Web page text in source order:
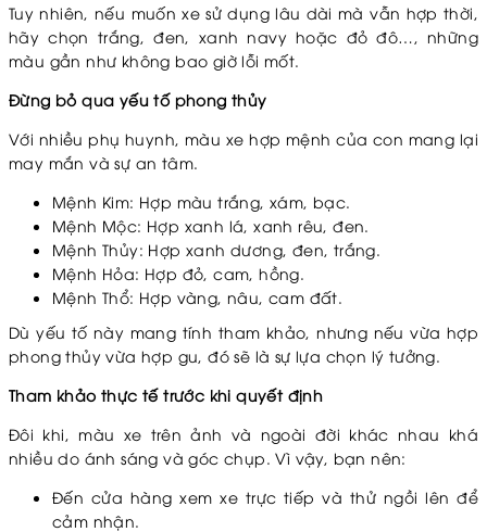
Tuy nhiên, nếu muốn xe sử dụng lâu dài mà vẫn hợp thời,
hãy chọn trắng, đen, xanh navy hoặc đỏ đô…, những
màu gần như không bao giờ lỗi mốt.
Đừng bỏ qua yếu tố phong thủy
Với nhiều phụ huynh, màu xe hợp mệnh của con mang lại
may mắn và sự an tâm.
Mệnh Kim: Hợp màu trắng, xám, bạc.
Mệnh Mộc: Hợp xanh lá, xanh rêu, đen.
Mệnh Thủy: Hợp xanh dương, đen, trắng.
Mệnh Hỏa: Hợp đỏ, cam, hồng.
Mệnh Thổ: Hợp vàng, nâu, cam đất.
Dù yếu tố này mang tính tham khảo, nhưng nếu vừa hợp
phong thủy vừa hợp gu, đó sẽ là sự lựa chọn lý tưởng.
Tham khảo thực tế trước khi quyết định
Đôi khi, màu xe trên ảnh và ngoài đời khác nhau khá
nhiều do ánh sáng và góc chụp. Vì vậy, bạn nên:
Đến cửa hàng xem xe trực tiếp và thử ngồi lên để
cảm nhận.